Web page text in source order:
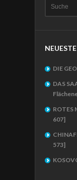
DIE
DAS
ROTES
607]
573]